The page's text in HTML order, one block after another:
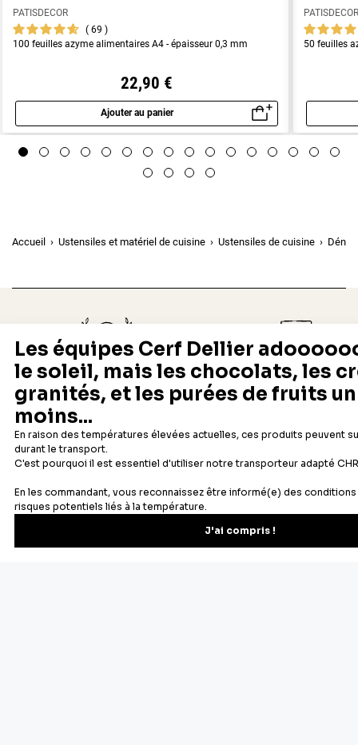
PATISDECOR
69
100 feuilles azyme alimentaires A4 - épaisseur 0,3 mm
22,90 €
Ajouter au panier
Aperçu rapide
50 feuilles
Accueil Ustensiles et matériel de cuisine Ustensiles de cuisine
Depuis 1932
Fabricant français reconnu
Livraison rapide 24/48h
Offerte dès 69 € en point
Newsletter
Recevez les recettes, astuces et offres spéciales.